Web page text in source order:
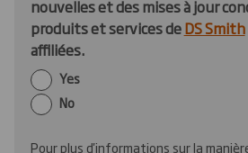
nouvelles et des mises à jour
produits et services deDS Smith
affiliées.
Yes
No
Pour plus d'informations sur la